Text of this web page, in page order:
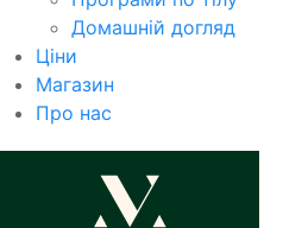
Домашній догляд
Ціни
Магазин
Про нас